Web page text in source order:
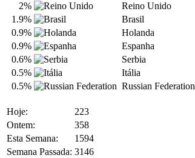
2%
Reino Unido
1.9%
Brasil
0.9%
Holanda
0.9%
Espanha
0.6%
Serbia
0.5%
Itália
0.5%
Russian Federation
Hoje:
223
Ontem:
358
Esta Semana:
1594
Semana Passada: 3146